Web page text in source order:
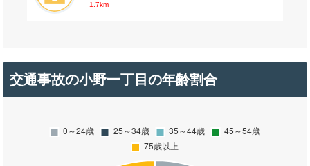
1.7km
交通事故の小野一丁目の年齢割合